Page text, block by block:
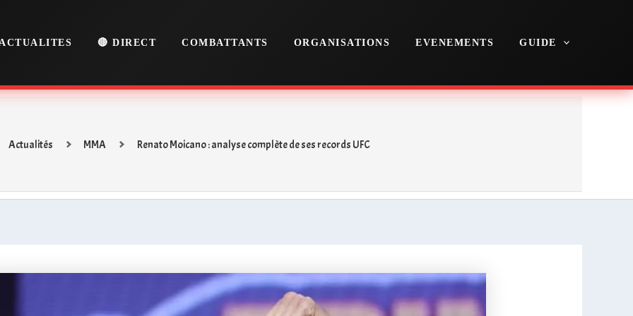
ACTUALITES 🔴 DIRECT COMBATTANTS ORGANISATIONS EVENEMENTS GUIDE
Actualités MMA Renato Moicano : analyse complète de ses records UFC